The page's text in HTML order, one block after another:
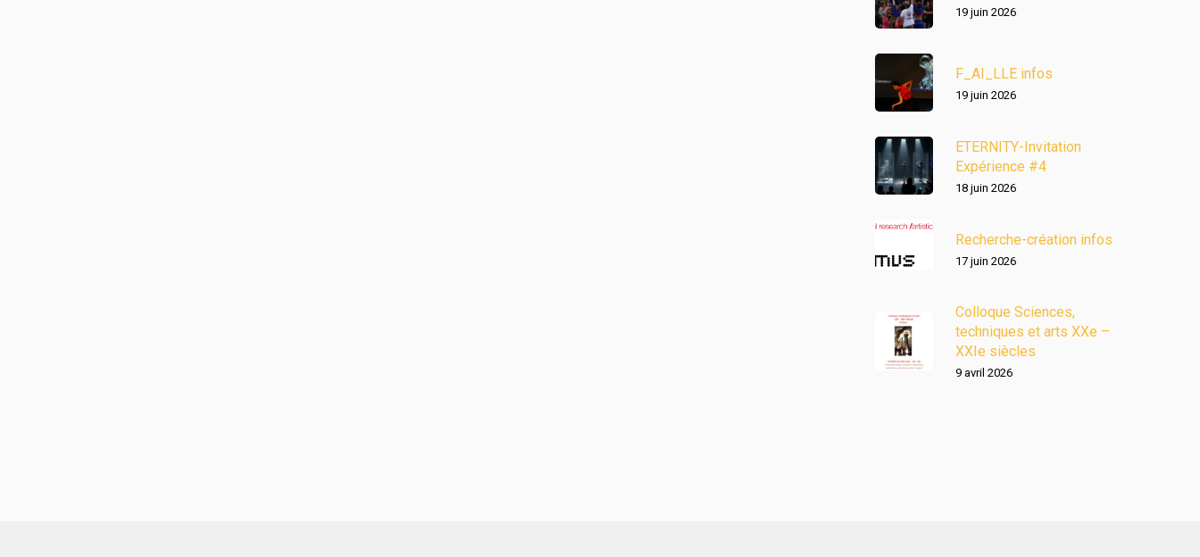
19 juin 2026
F_AI_LLE infos
19 juin 2026
ETERNITY-Invitation
Expérience #4
18 juin 2026
Recherche-création infos
17 juin 2026
Colloque Sciences,
techniques et arts XXe –
XXIe siècles
9 avril 2026